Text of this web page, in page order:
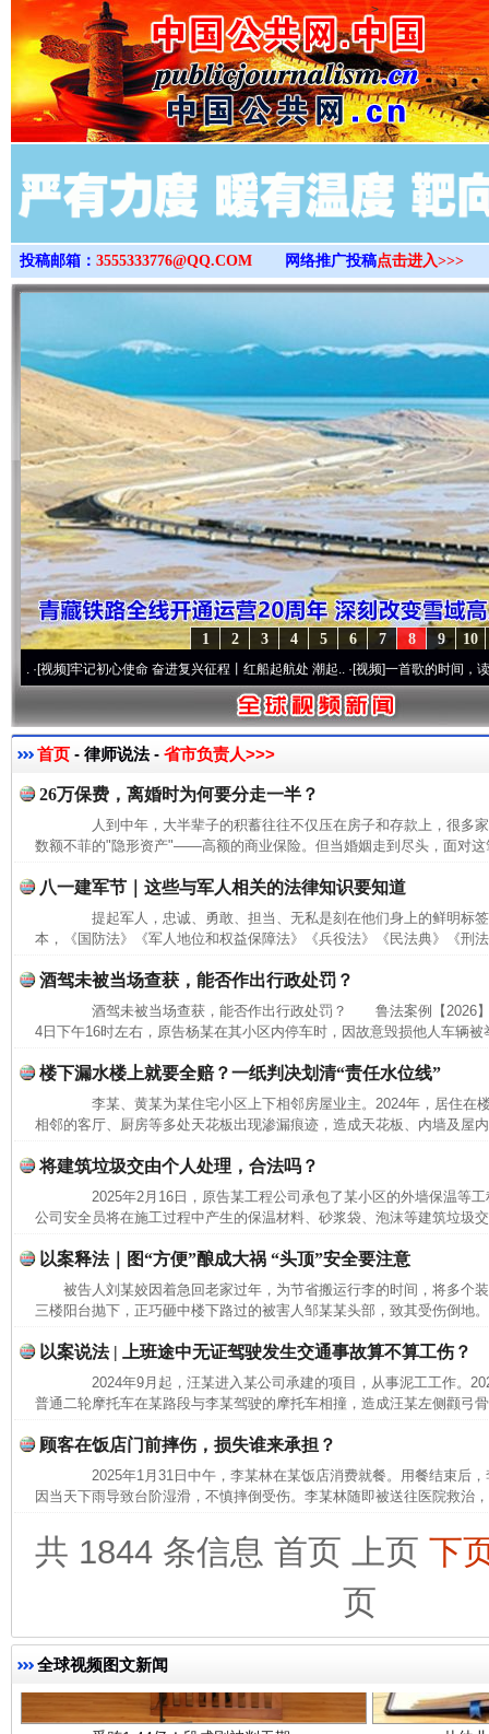
>
投稿邮箱： 3555333776@QQ.COM 网络推广投稿点击进入>>>
10
9
8
7
6
5
4
3
2
1
牢记初心使命 奋进复兴征程丨红船起航处 潮起..·[视频]一首歌的时间，读懂乐至
首页 - 律师说法 - 省市负责人>>>
26万保费，离婚时为何要分走一半？
人到中年，大半辈子的积蓄往往不仅压在房子和存款上，很多
数额不菲的"隐形资产"——高额的商业保险。但当婚姻走到尽头，面对这
八一建军节｜这些与军人相关的法律知识要知道
提起军人，忠诚、勇敢、担当、无私是刻在他们身上的鲜明标
本，《国防法》《军人地位和权益保障法》《兵役法》《民法典》《刑
酒驾未被当场查获，能否作出行政处罚？
酒驾未被当场查获，能否作出行政处罚？ 鲁法案例【
4日下午16时左右，原告杨某在其小区内停车时，因故意毁损他人车辆
楼下漏水楼上就要全赔？一纸判决划清“责任水位线”
李某、黄某为某住宅小区上下相邻房屋业主。2024年，居住在
相邻的客厅、厨房等多处天花板出现渗漏痕迹，造成天花板、内墙及屋
将建筑垃圾交由个人处理，合法吗？
2025年2月16日，原告某工程公司承包了某小区的外墙保温等工
公司安全员将在施工过程中产生的保温材料、砂浆袋、泡沫等建筑垃圾
以案释法｜图“方便”酿成大祸 “头顶”安全要注意
被告人刘某姣因着急回老家过年，为节省搬运行李的时间，将多个
三楼阳台抛下，正巧砸中楼下路过的被害人邹某某头部，致其受伤倒地
以案说法 | 上班途中无证驾驶发生交通事故算不算工伤？
2024年9月起，汪某进入某公司承建的项目，从事泥工工作。
普通二轮摩托车在某路段与李某驾驶的摩托车相撞，造成汪某左侧颧弓
顾客在饭店门前摔伤，损失谁来承担？
2025年1月31日中午，李某林在某饭店消费就餐。用餐结束后，
因当天下雨导致台阶湿滑，不慎摔倒受伤。李某林随即被送往医院救治
共 1844 条信息 首页 上页 下
页
全球视频图文新闻
完善运行机制助力责任有效落实 一纸欠
东山县通报“牛蛙产品抗生素超标问题”
千年窑火 生生不息 一
揭开“小金库”的免责幌子
受贿1.44亿！段成刚被判无期